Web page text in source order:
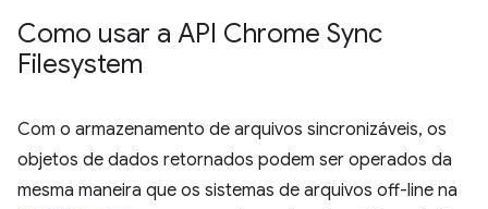
Como usar a API Chrome Sync
Filesystem
Com o armazenamento de arquivos sincronizáveis, os
objetos de dados retornados podem ser operados da
mesma maneira que os sistemas de arquivos off-line na